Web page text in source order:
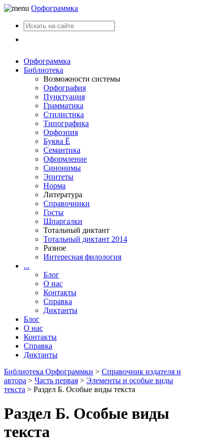
Орфограммка
Орфограммка
Библиотека
Возможности системы
Орфография
Пунктуация
Грамматика
Стилистика
Типографика
Орфоэпия
Буква Ё
Семантика
Оформление
Синонимы
Эпитеты
Норма
Литература
Справочники
Госты
Шпаргалки
Тотальный диктант
Тотальный диктант 2014
Разное
Интересная филология
...
Блог
О нас
Контакты
Справка
Диктанты
Блог
О нас
Контакты
Справка
Диктанты
Библиотека Орфограммки > Справочник издателя и
автора > Часть первая > Элементы и особые виды
текста > Раздел Б. Особые виды текста
Раздел Б. Особые виды
текста